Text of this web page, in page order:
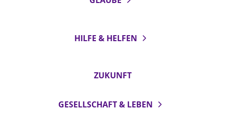
HILFE & HELFEN
ZUKUNFT
GESELLSCHAFT & LEBEN